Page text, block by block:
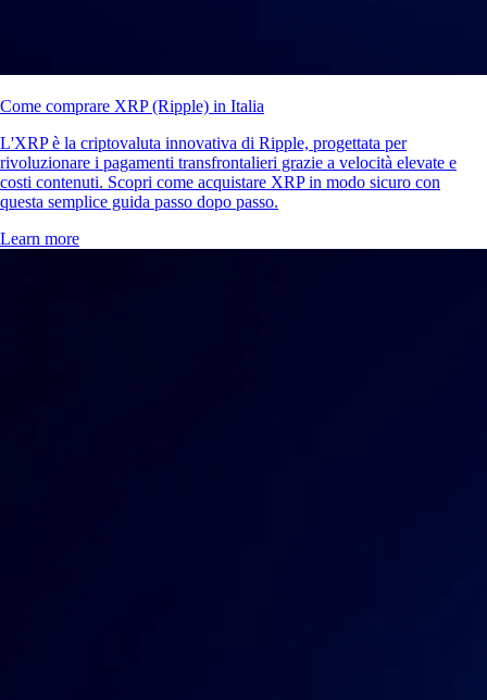
Come comprare XRP (Ripple) in Italia
L'XRP è la criptovaluta innovativa di Ripple, progettata per
rivoluzionare i pagamenti transfrontalieri grazie a velocità elevate e
costi contenuti. Scopri come acquistare XRP in modo sicuro con
questa semplice guida passo dopo passo.
Learn more